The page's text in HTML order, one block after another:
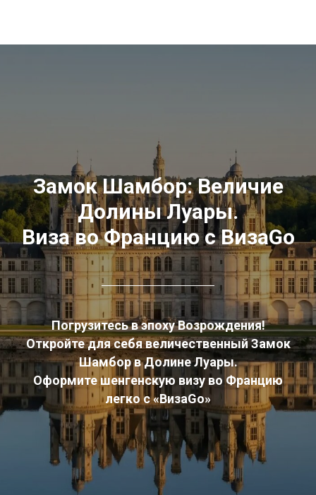
Замок Шамбор: Величие
Долины Луары.
Виза во Францию с ВизаGo
Погрузитесь в эпоху Возрождения!
Откройте для себя величественный Замок
Шамбор в Долине Луары.
Оформите шенгенскую визу во Францию
легко с «ВизаGo»